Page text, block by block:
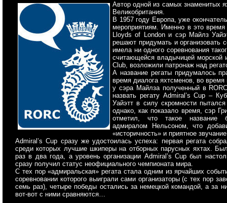
Автор одной из самых знаменитых
Великобритания.
В 1957 году Европа, уже
мероприятиям. Именно в это
Lloyds of London и сэр Майлз
решают придумать и организовать
имела ни одного соревнования
считающейся владычицей морской
Club, возложили патронаж над
А название регаты придумалось
время диалога яхтсменов, во время
у сэра Майлза полученный в
назвать регату Admiral’s Cup –
Уайэтт в силу скромности пытался
однако, как показало время, сэр
отметил, что такое название
адмиралом Нельсоном, что
«историчность» и приятное
Admiral’s Cup сразу же удостоилась успеха: первая регата
среди которых лучшие шкиперы на отборных парусных яхтах.
раз в два года, а уровень организации Admiral’s Cup был
сразу получил статус неофициального чемпионата мира.
С тех пор «адмиральская» регата стала одним из ярчайших
соревновании которого выиграли сами организаторы (с тех пор
семь раз), четыре победы остались за немецкой командой, а за
вот-вот с ними сравняются…